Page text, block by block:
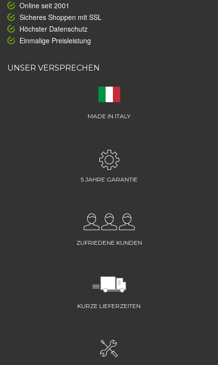
Online seit 2001
Sicheres Shoppen mit SSL
Höchster Datenschutz
Einmalige Preisleistung
UNSER VERSPRECHEN
MADE IN ITALY
5 JAHRE GARANTIE
ZUFRIEDENE KUNDEN
KURZE LIEFERZEITEN